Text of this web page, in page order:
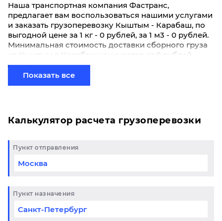
Наша транспортная компания Фастранс,
предлагает вам воспользоваться нашими услугами
и заказать грузоперевозку Кыштым - Карабаш, по
выгодной цене за 1 кг - 0 рублей, за 1 м3 - 0 рублей.
Минимальная стоимость доставки сборного груза
из Кыштым в Карабаш начинается от 0 рублей.
Если вы хотите отправить свой груз сборной
партией по готовому маршруту в Карабаш и у вас
возникли вопросы, свяжитесь с нашим
Показать все
Калькулятор расчета грузоперевозки
Пункт отправления
Пункт назначения